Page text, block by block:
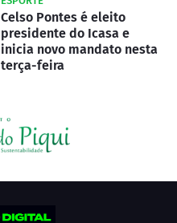
Celso Pontes é eleito
presidente do Icasa e
inicia novo mandato nesta
terça-feira